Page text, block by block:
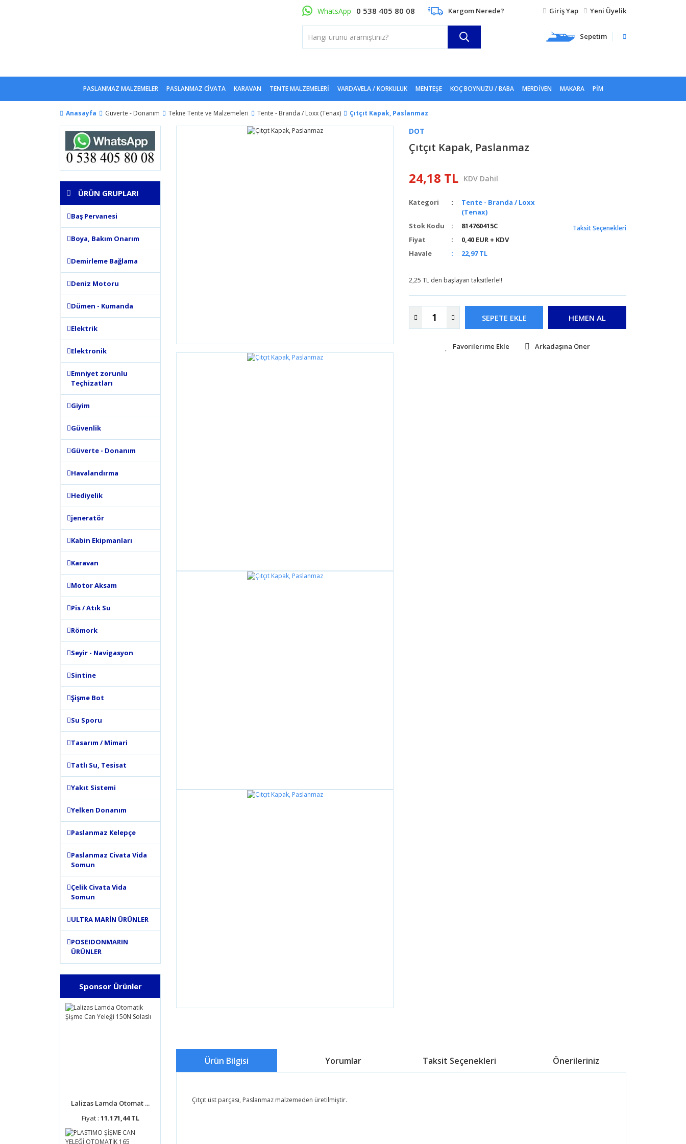
WhatsApp 0 538 405 80 08 Kargom Nerede? Giriş Yap Yeni Üyelik
Sepetim
PASLANMAZ MALZEMELER PASLANMAZ CİVATA KARAVAN TENTE MALZEMELERI VARDAVELA / KORKULUK MENTEŞE KOÇ BOYNUZU / BABA MERDIVEN MAKARA PIM
Anasayfa Güverte - Donanım Tekne Tente ve Malzemeleri Tente - Branda / Loxx (Tenax) Çıtçıt Kapak, Paslanmaz
ÜRÜN GRUPLARI
Baş Pervanesi
Boya, Bakım Onarım
Demirleme Bağlama
Deniz Motoru
Dümen - Kumanda
Elektrik
Elektronik
Emniyet zorunlu
Teçhizatları
Giyim
Güvenlik
Güverte - Donanım
Havalandırma
Hediyelik
jeneratör
Kabin Ekipmanları
Karavan
Motor Aksam
Pis / Atık Su
Römork
Seyir - Navigasyon
Sintine
Şişme Bot
Su Sporu
Tasarım / Mimari
Tatlı Su, Tesisat
Yakıt Sistemi
Yelken Donanım
Paslanmaz Kelepçe
Paslanmaz Civata Vida
Somun
Çelik Civata Vida
Somun
ULTRA MARİN ÜRÜNLER
POSEIDONMARIN
ÜRÜNLER
Sponsor Ürünler
Lalizas Lamda Otomat ...
Fiyat : 11.171,44 TL
DOT
Çıtçıt Kapak, Paslanmaz
24,18 TL KDV Dahil
Kategori
Tente - Branda / Loxx
(Tenax)
Stok Kodu
814760415C
Fiyat
0,40 EUR + KDV
Havale
22,97 TL
Taksit Seçenekleri
2,25 TL den başlayan taksitlerle!!
SEPETE EKLE HEMEN AL
Arkadaşına Öner
Ürün Bilgisi Yorumlar Taksit Seçenekleri Önerileriniz
Çıtçıt üst parçası, Paslanmaz malzemeden üretilmiştir.